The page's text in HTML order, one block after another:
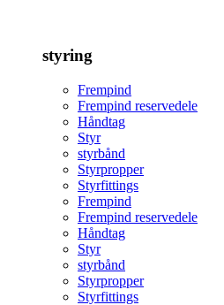
styring
Frempind
Frempind reservedele
Håndtag
Styr
styrbånd
Styrpropper
Styrfittings
Frempind
Frempind reservedele
Håndtag
Styr
styrbånd
Styrpropper
Styrfittings